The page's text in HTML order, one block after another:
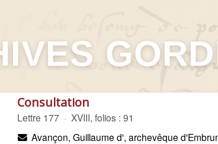
Consultation
Lettre 177 · XVIII, folios : 91
Avançon, Guillaume d', archevêque